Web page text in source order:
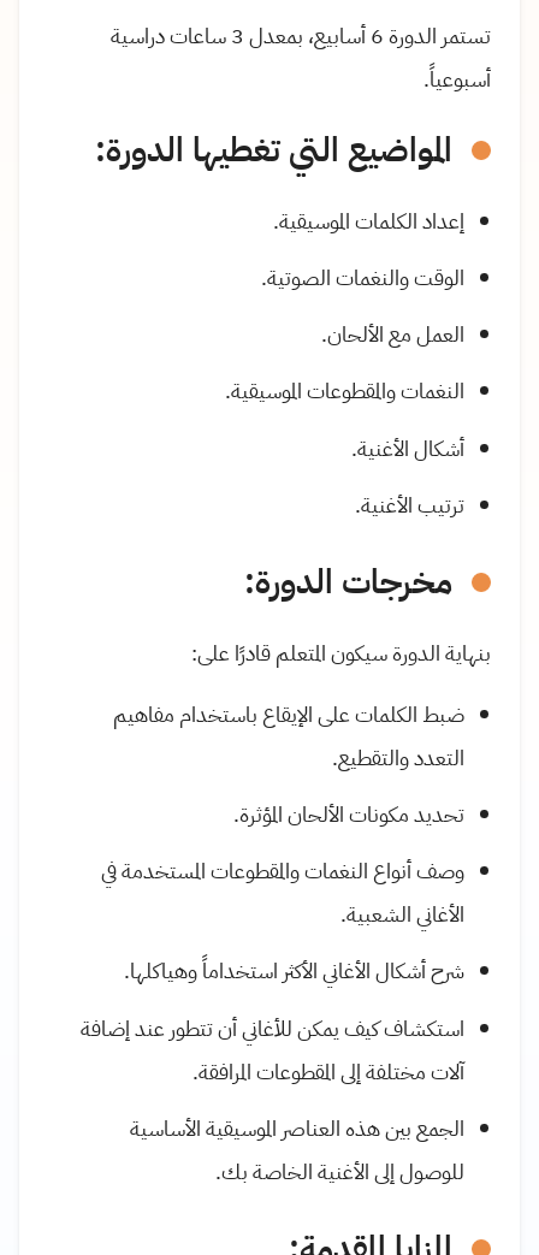
تستمر الدورة 6 أسابيع، بمعدل 3 ساعات دراسية
أسبوعياً.
المواضيع التي تغطيها الدورة:
إعداد الكلمات الموسيقية.
الوقت والنغمات الصوتية.
العمل مع الألحان.
النغمات والمقطوعات الموسيقية.
أشكال الأغنية.
ترتيب الأغنية.
مخرجات الدورة:
بنهاية الدورة سيكون المتعلم قادرًا على:
ضبط الكلمات على الإيقاع باستخدام مفاهيم
التعدد والتقطيع.
تحديد مكونات الألحان المؤثرة.
وصف أنواع النغمات والمقطوعات المستخدمة في
الأغاني الشعبية.
شرح أشكال الأغاني الأكثر استخداماً وهياكلها.
استكشاف كيف يمكن للأغاني أن تتطور عند إضافة
آلات مختلفة إلى المقطوعات المرافقة.
الجمع بين هذه العناصر الموسيقية الأساسية
للوصول إلى الأغنية الخاصة بك.